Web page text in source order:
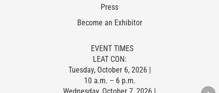
Press
Become an Exhibitor
EVENT TIMES
LEAT CON:
Tuesday, October 6, 2026 |
10 a.m. – 6 p.m.